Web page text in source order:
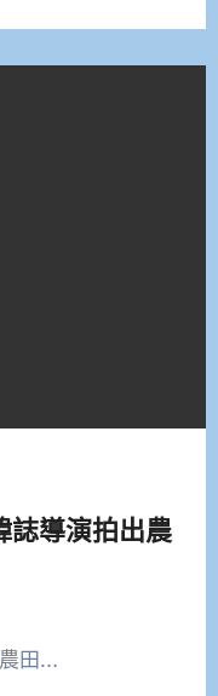
誌導演拍出農
農田…